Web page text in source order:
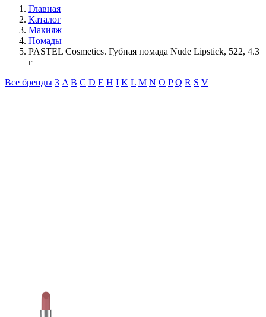
Главная
Каталог
Макияж
Помады
PASTEL Cosmetics. Губная помада Nude Lipstick, 522, 4.3
г
Все бренды 3 A B C D E H I K L M N O P Q R S V